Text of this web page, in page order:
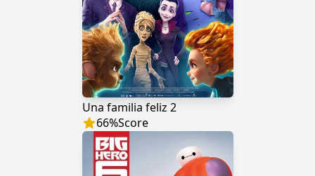
Una familia feliz 2
66%Score